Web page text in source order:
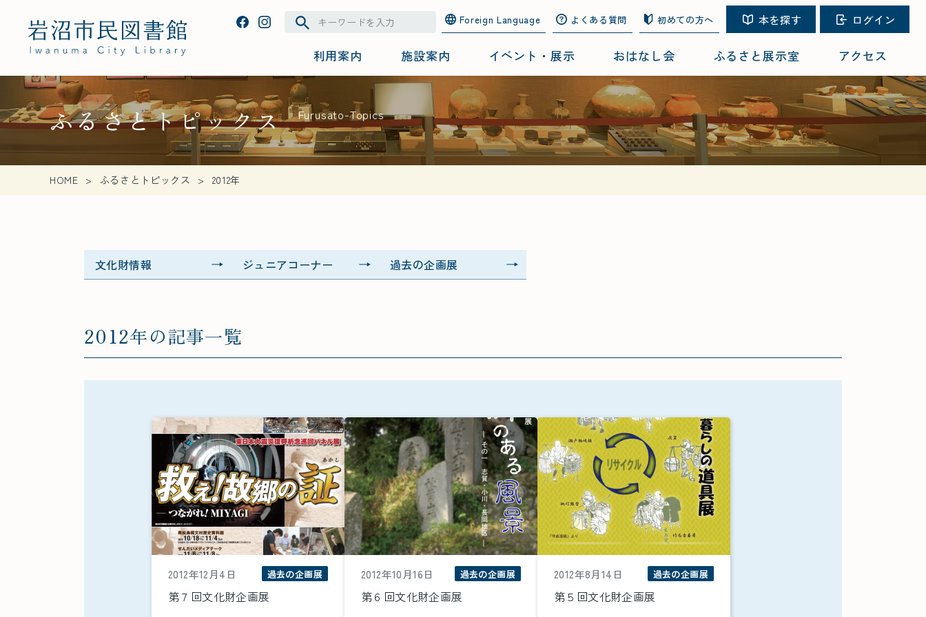
Foreign Language よくある質問 初めての方へ 本を探す ログイン
利用案内 施設案内 イベント・展示 おはなし会 ふるさと展示室 アクセス
ふるさとトピックス Furusato-Topics
HOME ふるさとトピックス 2012年
文化財情報 ジュニアコーナー 過去の企画展
2012年の記事一覧
2012年12月4日 過去の企画展
第７回文化財企画展
2012年10月16日 過去の企画展
第６回文化財企画展
2012年8月14日 過去の企画展
第５回文化財企画展